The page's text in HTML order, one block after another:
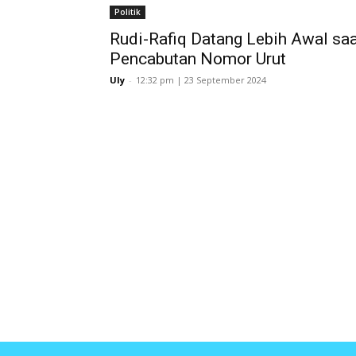
Politik
Rudi-Rafiq Datang Lebih Awal
Pencabutan Nomor Urut
Uly - 12:32 pm | 23 September 2024